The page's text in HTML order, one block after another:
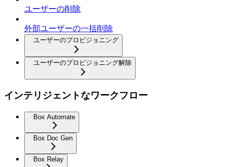
ユーザーの削除
外部ユーザーの一括削除
ユーザーのプロビジョニング
ユーザーのプロビジョニング解除
インテリジェントなワークフロー
Box Automate
Box Doc Gen
Box Relay